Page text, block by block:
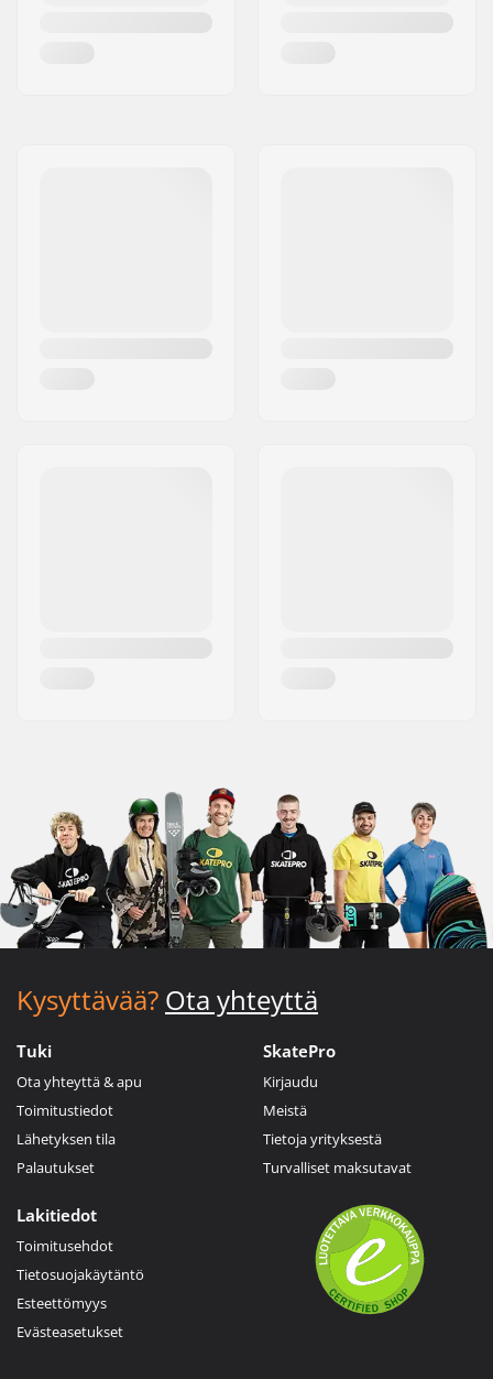
Kysyttävää? Ota yhteyttä
Tuki
Ota yhteyttä & apu
Toimitustiedot
Lähetyksen tila
Palautukset
SkatePro
Kirjaudu
Meistä
Tietoja yrityksestä
Turvalliset maksutavat
Lakitiedot
Toimitusehdot
Tietosuojakäytäntö
Esteettömyys
Evästeasetukset